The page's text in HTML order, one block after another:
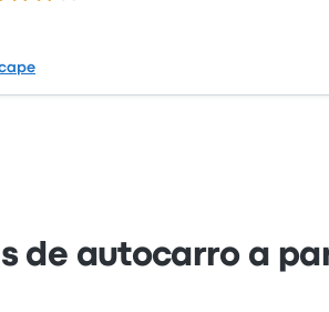
de autocarro a